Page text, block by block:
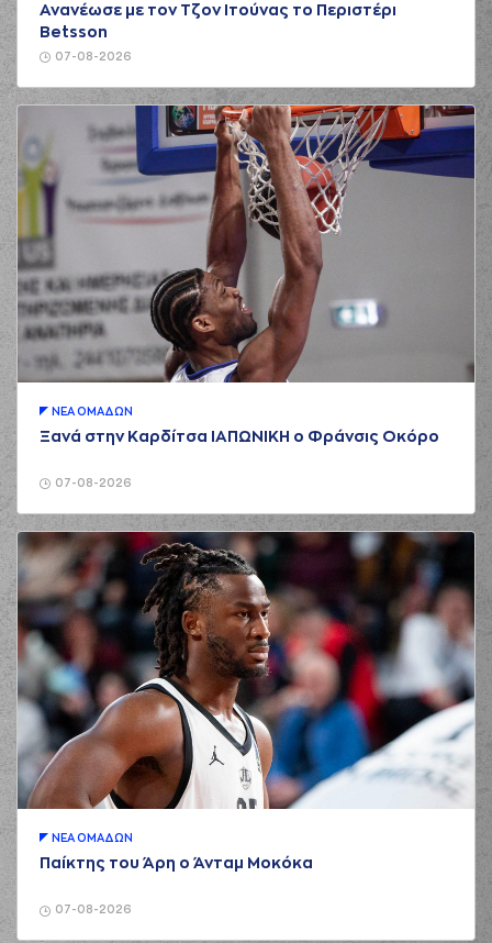
07-08-2026
Ανανέωσε με τον Τζον Ιτούνας το Περιστέρι
Betsson
07-08-2026
ΝΕA ΟΜAΔΩΝ
Ξανά στην Καρδίτσα ΙΑΠΩΝΙΚΗ ο Φράνσις Οκόρο
07-08-2026
ΝΕA ΟΜAΔΩΝ
Παίκτης του Άρη ο Άνταμ Μοκόκα